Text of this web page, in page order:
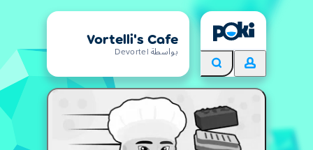
Vortelli's Cafe
بواسطة Devortel